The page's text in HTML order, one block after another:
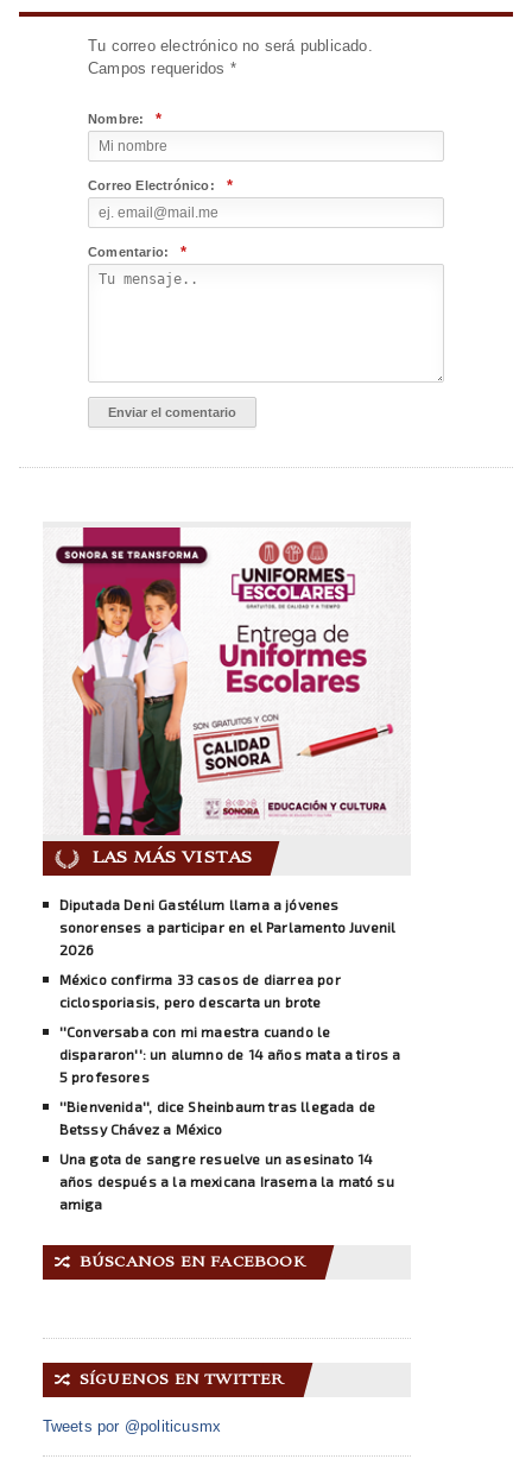
Tu correo electrónico no será publicado.
Campos requeridos *
Nombre: *
Correo Electrónico: *
Comentario: *
LAS MÁS VISTAS
Diputada Deni Gastélum llama a jóvenes
sonorenses a participar en el Parlamento Juvenil
2026
México confirma 33 casos de diarrea por
ciclosporiasis, pero descarta un brote
''Conversaba con mi maestra cuando le
dispararon'': un alumno de 14 años mata a tiros a
5 profesores
''Bienvenida'', dice Sheinbaum tras llegada de
Betssy Chávez a México
Una gota de sangre resuelve un asesinato 14
años después a la mexicana Irasema la mató su
amiga
🔀 BÚSCANOS EN FACEBOOK
🔀 SÍGUENOS EN TWITTER
Tweets por @politicusmx